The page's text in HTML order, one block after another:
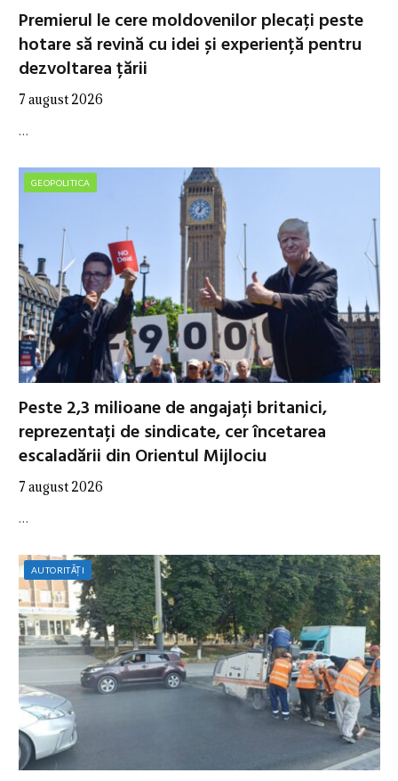
Premierul le cere moldovenilor plecați peste
hotare să revină cu idei și experiență pentru
dezvoltarea țării
7 august 2026
…
GEOPOLITICA
Peste 2,3 milioane de angajați britanici,
reprezentați de sindicate, cer încetarea
escaladării din Orientul Mijlociu
7 august 2026
…
AUTORITĂȚI